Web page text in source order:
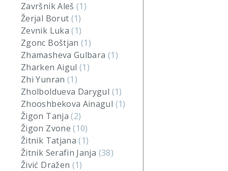
Završnik Aleš(1)
Žerjal Borut (1)
Zevnik Luka(1)
Zgonc Boštjan(1)
Zhamasheva Gulbara (1)
Zharken Aigul(1)
Zhi Yunran (1)
Zholboldueva Darygul (1)
Zhooshbekova Ainagul (1)
Žigon Tanja(2)
Žigon Zvone(10)
Žitnik Tatjana(1)
Žitnik Serafin Janja (38)
Živić Dražen (1)